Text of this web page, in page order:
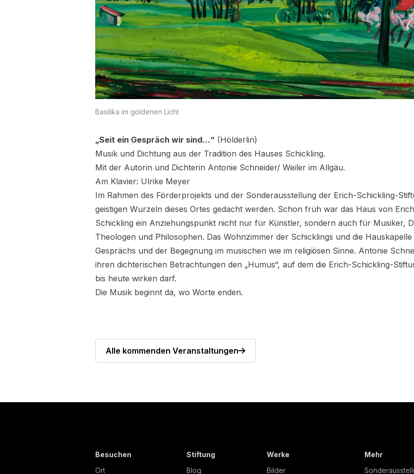
Basilika im goldenen Licht
„Seit ein Gespräch wir sind…“ (Hölderlin)
Musik und Dichtung aus der Tradition des Hauses Schickling.
Mit der Autorin und Dichterin Antonie Schneider/ Weiler im Allgäu.
Am Klavier: Ulrike Meyer
Im Rahmen des Förderprojekts und der Sonderausstellung der Erich-Schickling-
geistigen Wurzeln dieses Ortes gedacht werden. Schon früh war das Haus von
Schickling ein Anziehungspunkt nicht nur für Künstler, sondern auch für Musiker,
Theologen und Philosophen. Das Wohnzimmer der Schicklings und die
Gesprächs und der Begegnung im musischen wie im religiösen Sinne. Antonie
ihren dichterischen Betrachtungen den „Humus“, auf dem die Erich-Schickling-
bis heute wirken darf.
Die Musik beginnt da, wo Worte enden.
Alle kommenden Veranstaltungen
Besuchen
Ort
Stiftung
Blog
Werke
Bilder
Mehr